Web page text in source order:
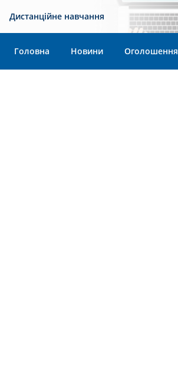
Дистанційне навчання
Головна Новини Оголошення